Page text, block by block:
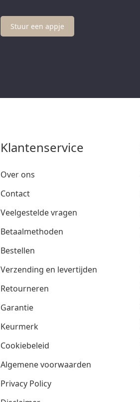
Stuur een appje
Klantenservice
Over ons
Contact
Veelgestelde vragen
Betaalmethoden
Bestellen
Verzending en levertijden
Retourneren
Garantie
Keurmerk
Cookiebeleid
Algemene voorwaarden
Privacy Policy